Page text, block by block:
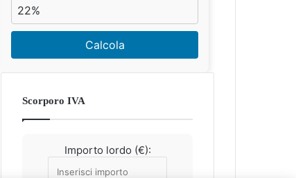
Calcola
Scorporo IVA
Importo lordo (€):